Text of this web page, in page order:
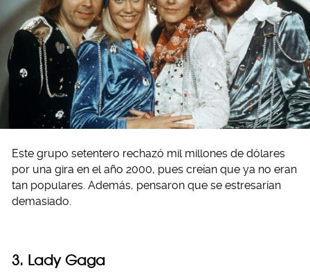
Este grupo setentero rechazó mil millones de dólares
por una gira en el año 2000, pues creían que ya no eran
tan populares. Además, pensaron que se estresarían
demasiado.
3. Lady Gaga